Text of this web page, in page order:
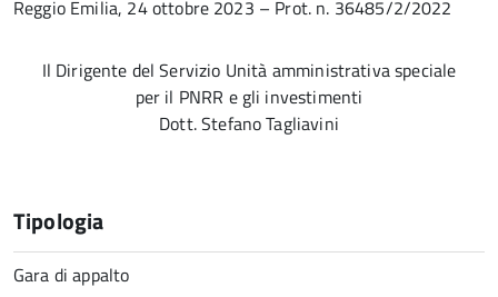
Reggio Emilia, 24 ottobre 2023 – Prot. n. 36485/2/2022
Il Dirigente del Servizio Unità amministrativa speciale
per il PNRR e gli investimenti
Dott. Stefano Tagliavini
Tipologia
Gara di appalto